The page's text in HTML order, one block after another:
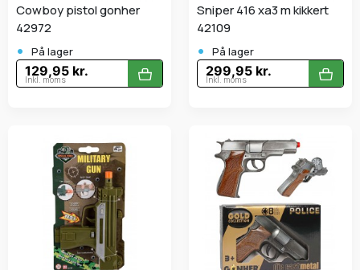
Cowboy pistol gonher
42972
• På lager
129,95 kr.
Inkl. moms
Sniper 416 xa3 m kikkert
42109
• På lager
299,95 kr.
Inkl. moms